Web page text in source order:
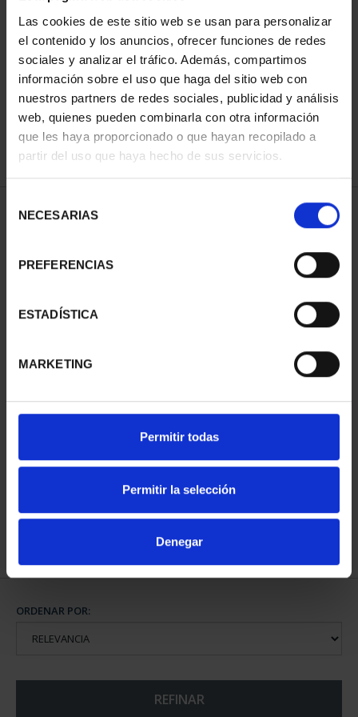
Las cookies de este sitio web se usan para personalizar
el contenido y los anuncios, ofrecer funciones de redes
sociales y analizar el tráfico. Además, compartimos
información sobre el uso que haga del sitio web con
nuestros partners de redes sociales, publicidad y análisis
web, quienes pueden combinarla con otra información
que les haya proporcionado o que hayan recopilado a
partir del uso que haya hecho de sus servicios.
NECESARIAS
PREFERENCIAS
ESTADÍSTICA
MARKETING
Permitir todas
Permitir la selección
Denegar
ORDENAR POR:
REFINAR
1 Productos encontrados
PATRIMONIO MUNDIAL
2023 CÁC...
ORDENAR POR:
REFINAR